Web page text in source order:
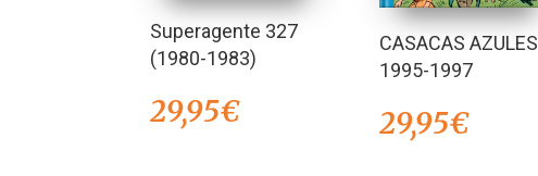
Superagente 327
(1980-1983)
29,95€
CASACAS AZULES
1995-1997
29,95€